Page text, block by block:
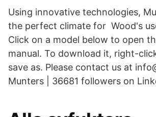
Using innovative technologies,
the perfect climate for Wood's
Click on a model below to open
manual. To download it, right-
save as. Please contact us at
Munters | 36681 followers on